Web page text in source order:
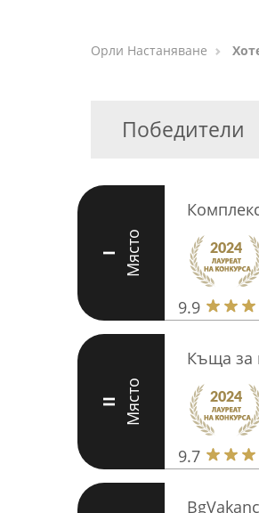
Орли Настаняване
Победители
I Място
9.9
II Място
Къща за
9.7